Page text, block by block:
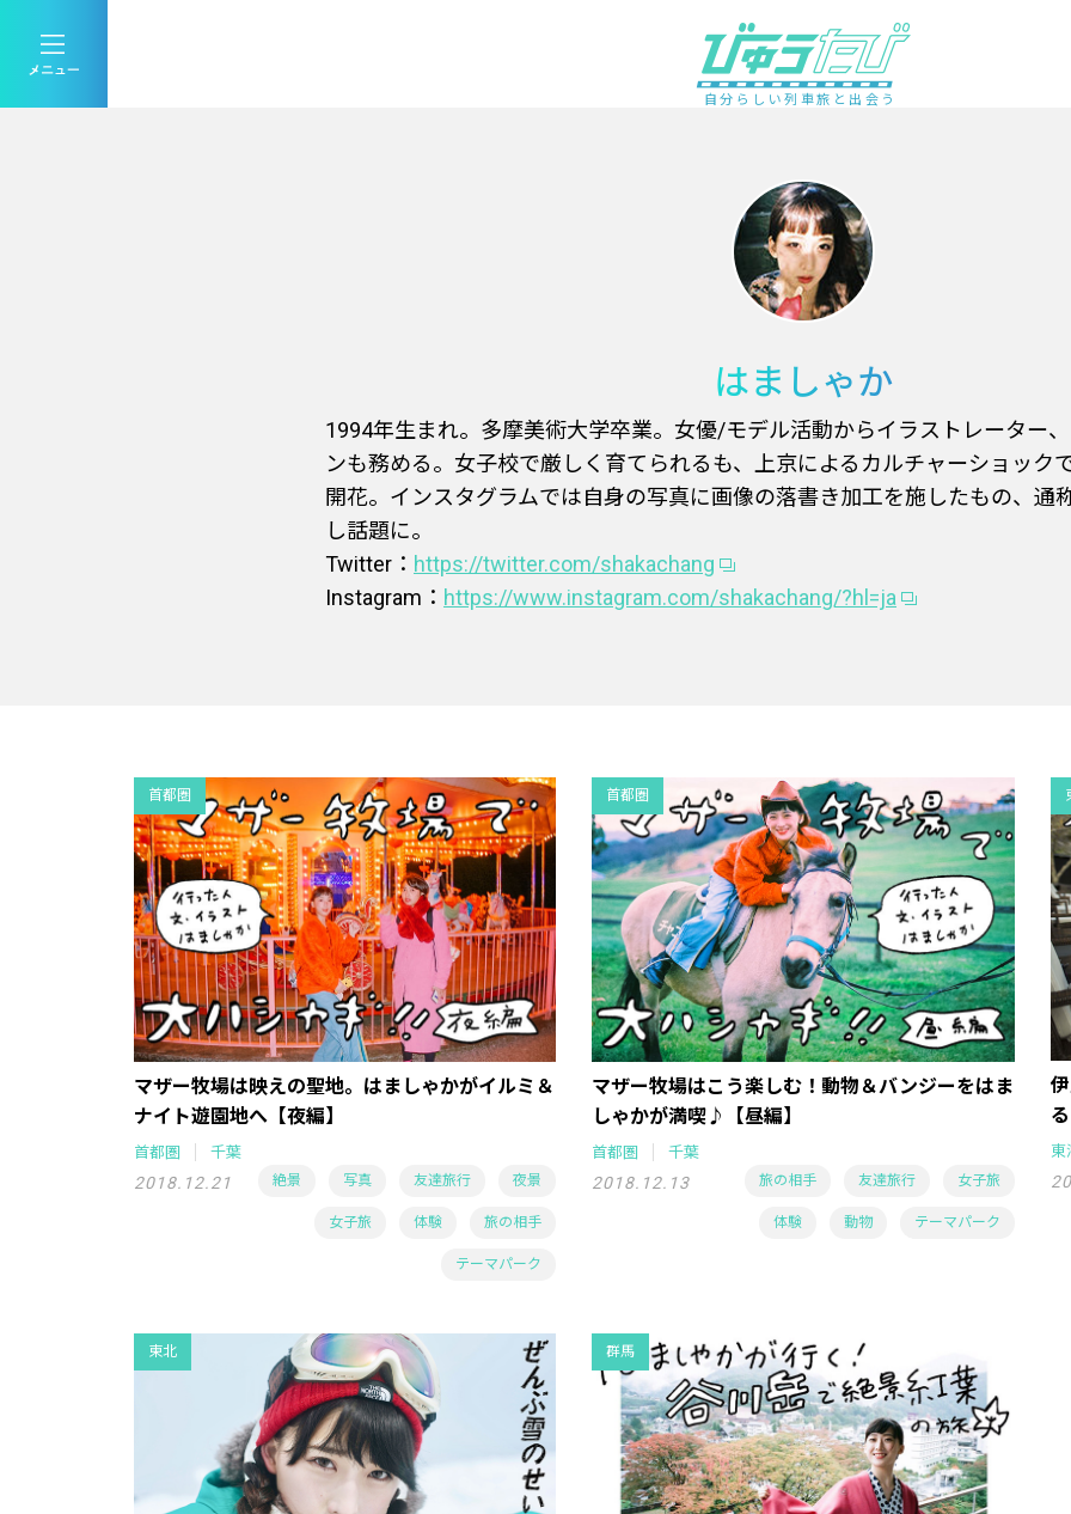
自分らしい列車旅と出会う
はましゃか
1994年生まれ。多摩美術大学卒業。女優/モデル活動からイラストレーター
ンも務める。女子校で厳しく育てられるも、上京によるカルチャーショック
開花。インスタグラムでは自身の写真に画像の落書き加工を施したもの、通
し話題に。
Twitter： https://twitter.com/shakachang
Instagram： https://www.instagram.com/shakachang/?hl=ja
首都圏
マザー牧場は映えの聖地。はましゃかがイルミ＆
ナイト遊園地へ【夜編】
首都圏 千葉
2018.12.21 絶景 写真 友達旅行 夜景
女子旅 体験 旅の相手
テーマパーク
首都圏
マザー牧場はこう楽しむ！動物＆バンジーをはま
しゃかが満喫♪【昼編】
首都圏 千葉
2018.12.13 旅の相手 友達旅行 女子旅
体験 動物 テーマパーク
東
東北 群馬